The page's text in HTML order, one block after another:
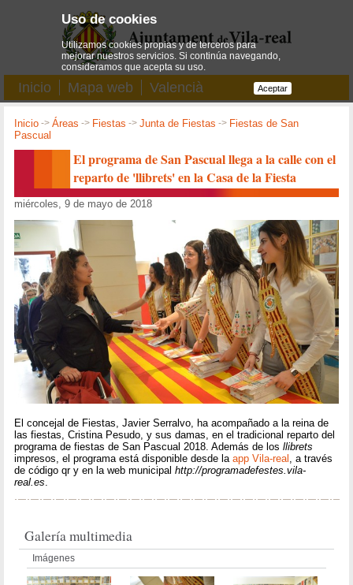
Inicio Mapa web Valencià
Inicio ->Áreas -> Fiestas ->Junta de Fiestas -> Fiestas de San
Pascual
El programa de San Pascual llega a la calle con el
reparto de 'llibrets' en la Casa de la Fiesta
miércoles, 9 de mayo de 2018
El concejal de Fiestas, Javier Serralvo, ha acompañado a la reina de
las fiestas, Cristina Pesudo, y sus damas, en el tradicional reparto del
programa de fiestas de San Pascual 2018. Además de losllibrets
impresos, el programa está disponible desde laapp Vila-real , a través
de código qr y en la web municipalhttp://programadefestes.vila-
real.es
Galería multimedia
Imágenes
Uso de cookies
Utilizamos cookies propias y de terceros para
mejorar nuestros servicios. Si continúa navegando,
consideramos que acepta su uso.
Aceptar